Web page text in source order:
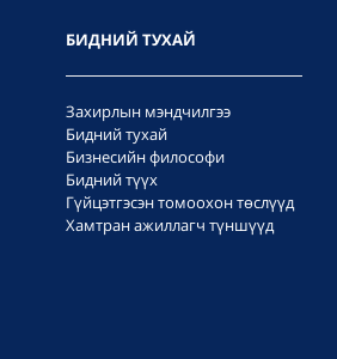
БИДНИЙ ТУХАЙ
Захирлын мэндчилгээ
Бидний тухай
Бизнесийн философи
Бидний түүх
Гүйцэтгэсэн томоохон төслүүд
Хамтран ажиллагч түншүүд